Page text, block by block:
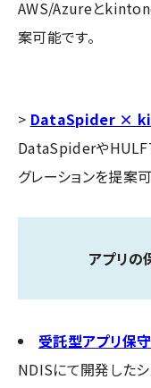
AWS/Azureと
案可能です。
> DataSpider ×
DataSpiderや
グレーションを提案
アプリの
受託型アプリ保
NDISにて開発したシ